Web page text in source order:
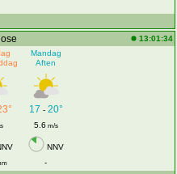
13:01:34
Mandag
Aften
17 - 20°
5.6 m/s
NNV
-